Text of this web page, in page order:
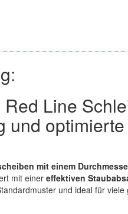
Line
und
mit einem
mit einer effektiven
und ideal für